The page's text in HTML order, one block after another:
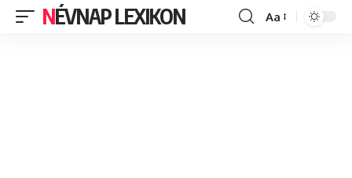
NÉVNAP LEXIKON
Font
Aa